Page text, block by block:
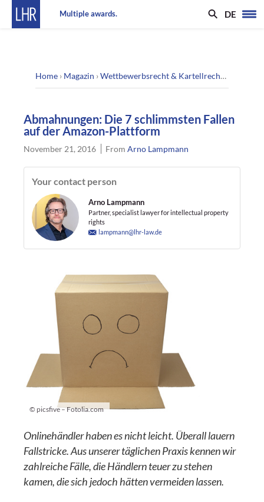
Multiple awards. DE
Home › Magazin ›Wettbewerbsrecht & Kartellrecht ›
Abmahnungen: Die 7 schlimmsten Fallen
auf der Amazon-Plattform
November 21, 2016 FromArno Lampmann
Your contact person
Arno Lampmann
Partner, specialist lawyer for intellectual property
rights
lampmann@lhr-law.de
© picsfive – Fotolia.com
Onlinehändler haben es nicht leicht. Überall lauern
Fallstricke. Aus unserer täglichen Praxis kennen wir
zahlreiche Fälle, die Händlern teuer zu stehen
kamen, die sich jedoch hätten vermeiden lassen.